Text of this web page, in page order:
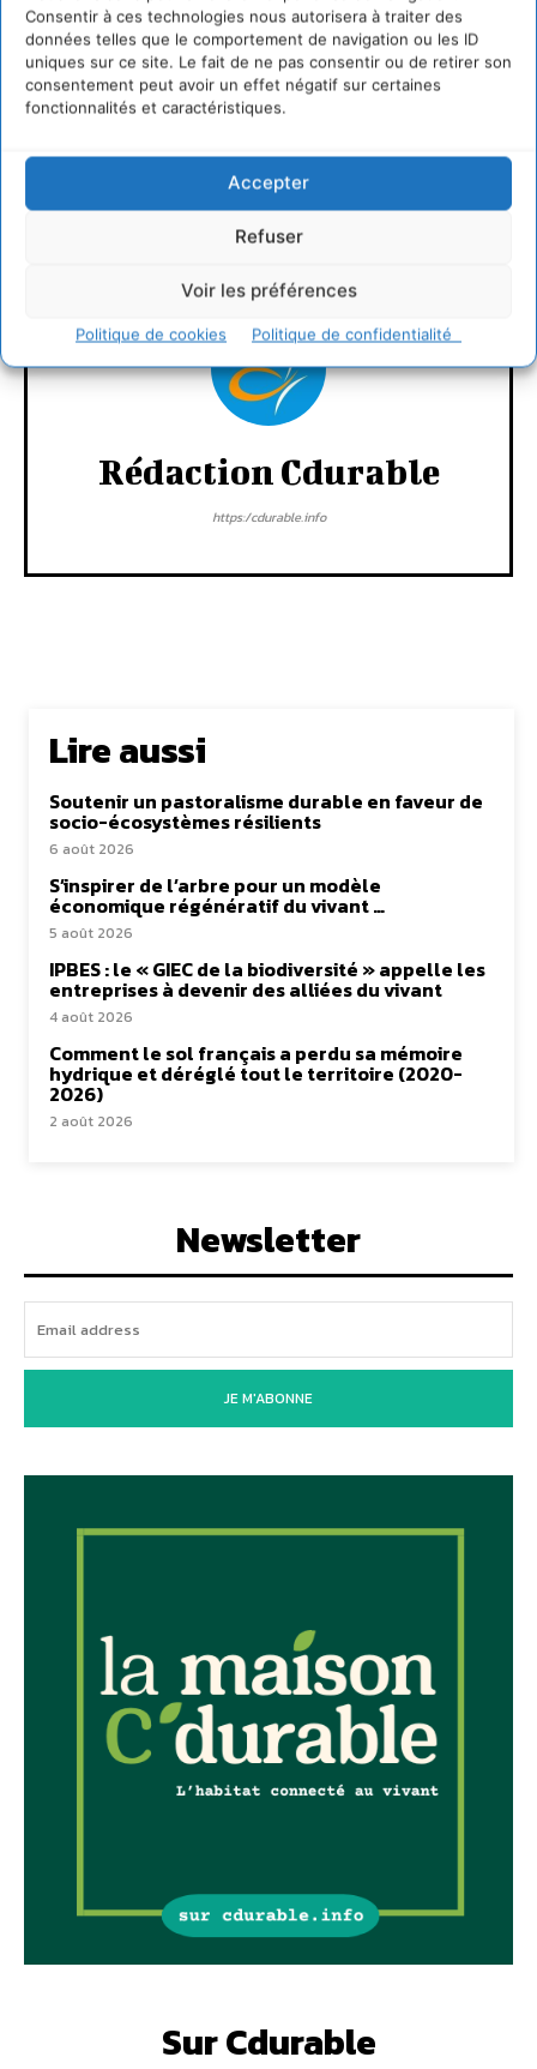
Consentir à ces technologies nous autorisera à traiter des
données telles que le comportement de navigation ou les ID
uniques sur ce site. Le fait de ne pas consentir ou de retirer son
consentement peut avoir un effet négatif sur certaines
fonctionnalités et caractéristiques.
Accepter
Refuser
Voir les préférences
Politique de cookies Politique de confidentialité
LAISSER UN COMMENTAIRE
CONNECTER POUR LAISSER UN COMMENTAIRE
Rédaction Cdurable
https:/cdurable.info
Lire aussi
Soutenir un pastoralisme durable en faveur de
socio-écosystèmes résilients
6 août 2026
S’inspirer de l’arbre pour un modèle
économique régénératif du vivant …
5 août 2026
IPBES : le « GIEC de la biodiversité » appelle les
entreprises à devenir des alliées du vivant
4 août 2026
Comment le sol français a perdu sa mémoire
hydrique et déréglé tout le territoire (2020-
2026)
2 août 2026
Newsletter
JE M'ABONNE
Sur Cdurable